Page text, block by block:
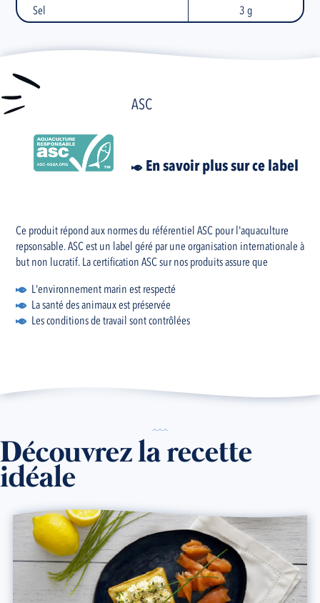
Sel
3 g
ASC
En savoir plus sur ce label
Ce produit répond aux normes du référentiel ASC pour l'aquaculture
repsonsable. ASC est un label géré par une organisation internationale à
but non lucratif. La certification ASC sur nos produits assure que
L'environnement marin est respecté
La santé des animaux est préservée
Les conditions de travail sont contrôlées
Découvrez la recette
idéale